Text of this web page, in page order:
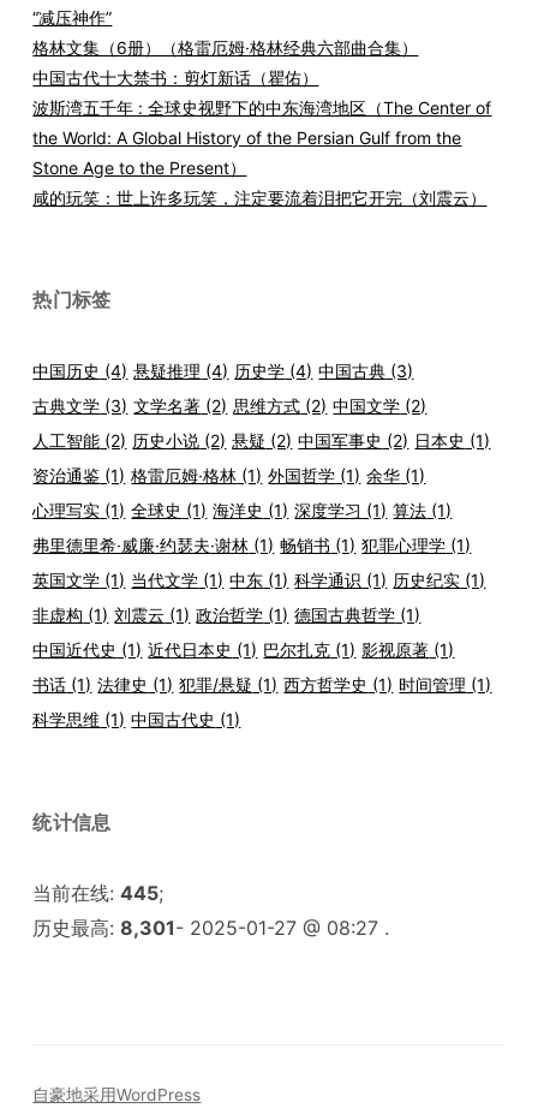
“减压神作”
格林文集（6册）（格雷厄姆·格林经典六部曲合集）
中国古代十大禁书：剪灯新话（瞿佑）
波斯湾五千年 : 全球史视野下的中东海湾地区（The Center of
the World: A Global History of the Persian Gulf from the
Stone Age to the Present）
咸的玩笑：世上许多玩笑，注定要流着泪把它开完（刘震云）
热门标签
中国历史 (4) 悬疑推理 (4) 历史学 (4) 中国古典 (3)
古典文学 (3) 文学名著 (2) 思维方式 (2) 中国文学 (2)
人工智能 (2) 历史小说 (2) 悬疑 (2) 中国军事史 (2) 日本史 (1)
资治通鉴 (1) 格雷厄姆·格林 (1) 外国哲学 (1) 余华 (1)
心理写实 (1) 全球史 (1) 海洋史 (1) 深度学习 (1) 算法 (1)
弗里德里希·威廉·约瑟夫·谢林 (1) 畅销书 (1) 犯罪心理学 (1)
英国文学 (1) 当代文学 (1) 中东 (1) 科学通识 (1) 历史纪实 (1)
非虚构 (1) 刘震云 (1) 政治哲学 (1) 德国古典哲学 (1)
中国近代史 (1) 近代日本史 (1) 巴尔扎克 (1) 影视原著 (1)
书话 (1) 法律史 (1) 犯罪/悬疑 (1) 西方哲学史 (1) 时间管理 (1)
科学思维 (1) 中国古代史 (1)
统计信息
当前在线:445;
历史最高:8,301- 2025-01-27 @ 08:27 .
自豪地采用WordPress